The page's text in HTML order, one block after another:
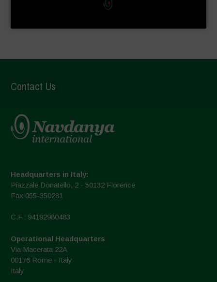
Contact Us
Headquarters in Italy:
Piazzale Donatello, 2 - 50132 Florence
Fax 055-350281
C.F.: 94192980483
Operational Headquarters
Via Macerata 22A
00176 Rome - Italy
Italy